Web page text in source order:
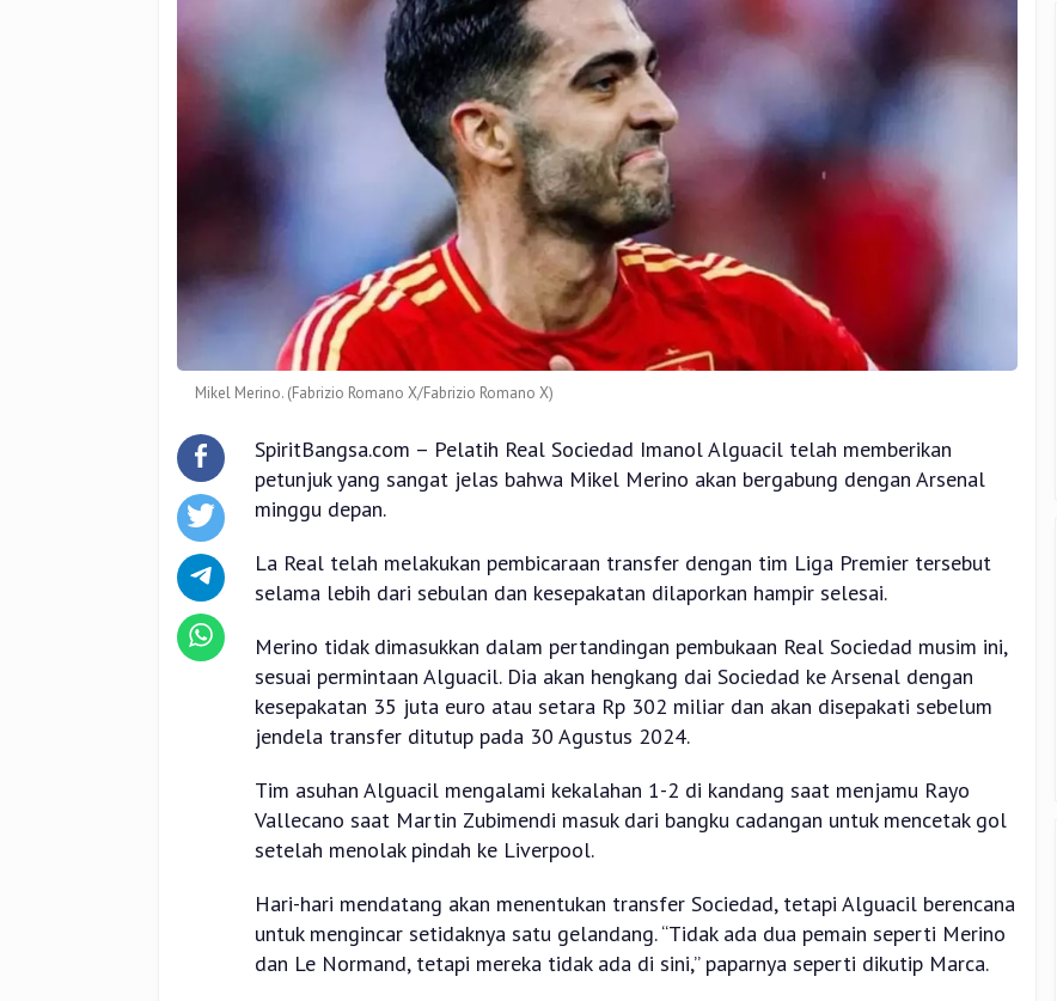
Mikel Merino. (Fabrizio Romano X/Fabrizio Romano X)
SpiritBangsa.com – Pelatih Real Sociedad Imanol Alguacil telah memberikan
petunjuk yang sangat jelas bahwa Mikel Merino akan bergabung dengan Arsenal
minggu depan.
La Real telah melakukan pembicaraan transfer dengan tim Liga Premier tersebut
selama lebih dari sebulan dan kesepakatan dilaporkan hampir selesai.
Merino tidak dimasukkan dalam pertandingan pembukaan Real Sociedad musim ini,
sesuai permintaan Alguacil. Dia akan hengkang dai Sociedad ke Arsenal dengan
kesepakatan 35 juta euro atau setara Rp 302 miliar dan akan disepakati sebelum
jendela transfer ditutup pada 30 Agustus 2024.
Tim asuhan Alguacil mengalami kekalahan 1-2 di kandang saat menjamu Rayo
Vallecano saat Martin Zubimendi masuk dari bangku cadangan untuk mencetak gol
setelah menolak pindah ke Liverpool.
Hari-hari mendatang akan menentukan transfer Sociedad, tetapi Alguacil berencana
untuk mengincar setidaknya satu gelandang. “Tidak ada dua pemain seperti Merino
dan Le Normand, tetapi mereka tidak ada di sini,” paparnya seperti dikutip Marca.